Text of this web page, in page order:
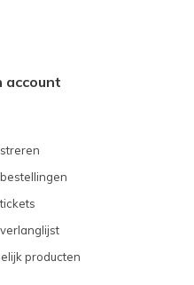
account
producten